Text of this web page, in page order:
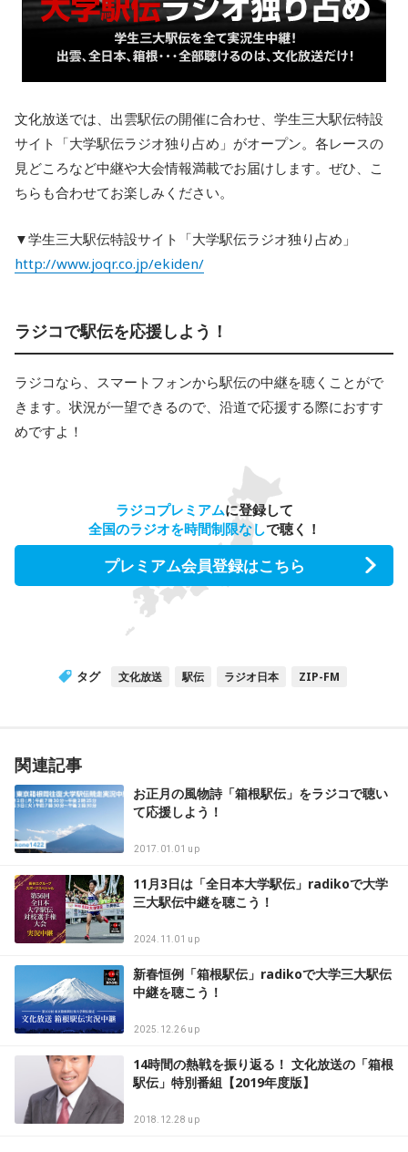
文化放送では、出雲駅伝の開催に合わせ、学生三大駅伝特設
サイト「大学駅伝ラジオ独り占め」がオープン。各レースの
見どころなど中継や大会情報満載でお届けします。ぜひ、こ
ちらも合わせてお楽しみください。
▼学生三大駅伝特設サイト「大学駅伝ラジオ独り占め」
http://www.joqr.co.jp/ekiden/
ラジコで駅伝を応援しよう！
ラジコなら、スマートフォンから駅伝の中継を聴くことがで
きます。状況が一望できるので、沿道で応援する際におすす
めですよ！
ラジコプレミアムに登録して
全国のラジオを時間制限なしで聴く！
プレミアム会員登録はこちら
タグ 文化放送 駅伝 ラジオ日本 ZIP-FM
関連記事
お正月の風物詩「箱根駅伝」をラジコで聴い
て応援しよう！
2017.01.01 up
11月3日は「全日本大学駅伝」radikoで大学
三大駅伝中継を聴こう！
2024.11.01 up
新春恒例「箱根駅伝」radikoで大学三大駅伝
中継を聴こう！
2025.12.26 up
14時間の熱戦を振り返る！ 文化放送の「箱根
駅伝」特別番組【2019年度版】
2018.12.28 up